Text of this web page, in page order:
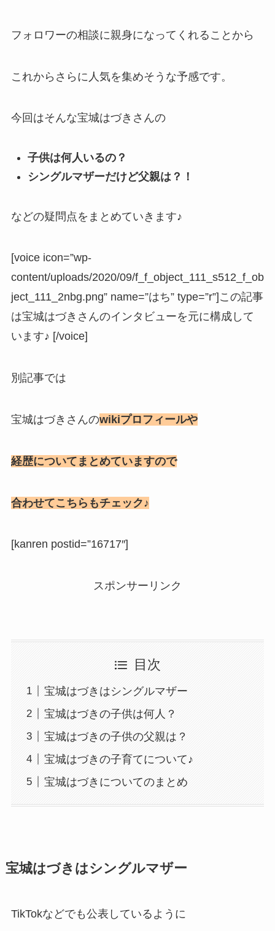
フォロワーの相談に親身になってくれることから
これからさらに人気を集めそうな予感です。
今回はそんな宝城はづきさんの
子供は何人いるの？
シングルマザーだけど父親は？！
などの疑問点をまとめていきます♪
[voice icon=”wp-
content/uploads/2020/09/f_f_object_111_s512_f_ob
ject_111_2nbg.png” name=”はち” type=”r”]この記事
は宝城はづきさんのインタビューを元に構成して
います♪ [/voice]
別記事では
宝城はづきさんのwikiプロフィールや
経歴についてまとめていますので
合わせてこちらもチェック♪
[kanren postid=”16717″]
スポンサーリンク
目次
宝城はづきはシングルマザー
宝城はづきの子供は何人？
宝城はづきの子供の父親は？
宝城はづきの子育てについて♪
宝城はづきについてのまとめ
宝城はづきはシングルマザー
TikTokなどでも公表しているように